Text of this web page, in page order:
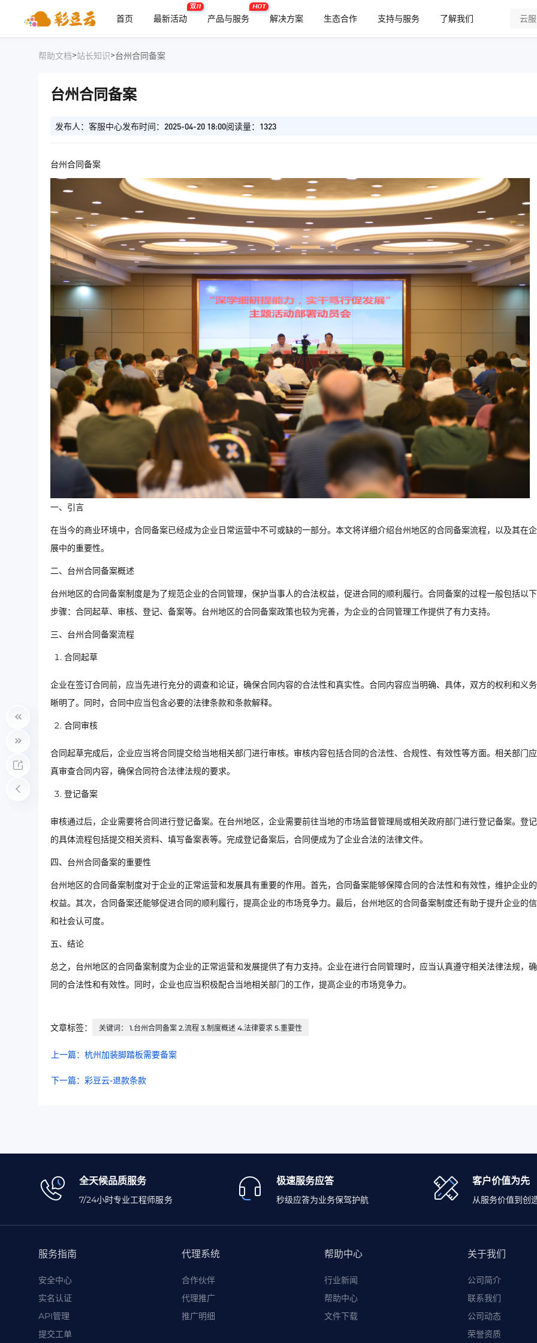
首页 最新活动
双11
产品与服务
HOT
解决方案 生态合作 支持与服务 了解我们
帮助文档>站长知识>台州合同备案
台州合同备案
发布人：客服中心发布时间：2025-04-20 18:00阅读量：1323
台州合同备案
一、引言
在当今的商业环境中，合同备案已经成为企业日常运营中不可或缺的一部分。本文将详细介绍台州地区的合同备案流程，以及其在
展中的重要性。
二、台州合同备案概述
台州地区的合同备案制度是为了规范企业的合同管理，保护当事人的合法权益，促进合同的顺利履行。合同备案的过程一般包括以
步骤：合同起草、审核、登记、备案等。台州地区的合同备案政策也较为完善，为企业的合同管理工作提供了有力支持。
三、台州合同备案流程
合同起草
企业在签订合同前，应当先进行充分的调查和论证，确保合同内容的合法性和真实性。合同内容应当明确、具体，双方的权利和义
晰明了。同时，合同中应当包含必要的法律条款和条款解释。
合同审核
合同起草完成后，企业应当将合同提交给当地相关部门进行审核。审核内容包括合同的合法性、合规性、有效性等方面。相关部门
真审查合同内容，确保合同符合法律法规的要求。
登记备案
审核通过后，企业需要将合同进行登记备案。在台州地区，企业需要前往当地的市场监督管理局或相关政府部门进行登记备案。登
的具体流程包括提交相关资料、填写备案表等。完成登记备案后，合同便成为了企业合法的法律文件。
四、台州合同备案的重要性
台州地区的合同备案制度对于企业的正常运营和发展具有重要的作用。首先，合同备案能够保障合同的合法性和有效性，维护企业
权益。其次，合同备案还能够促进合同的顺利履行，提高企业的市场竞争力。最后，台州地区的合同备案制度还有助于提升企业的
和社会认可度。
五、结论
总之，台州地区的合同备案制度为企业的正常运营和发展提供了有力支持。企业在进行合同管理时，应当认真遵守相关法律法规，
同的合法性和有效性。同时，企业也应当积极配合当地相关部门的工作，提高企业的市场竞争力。
文章标签： 关键词： 1.台州合同备案 2.流程 3.制度概述 4.法律要求 5.重要性
上一篇：杭州加装脚踏板需要备案
下一篇：彩豆云-退款条款
全天候品质服务
7/24小时专业工程师服务
极速服务应答
秒级应答为业务保驾护航
客户价值为先
从服务价值到创
服务指南
安全中心
实名认证
API管理
提交工单
代理系统
合作伙伴
代理推广
推广明细
帮助中心
行业新闻
帮助中心
文件下载
关于我们
公司简介
联系我们
公司动态
荣誉资质